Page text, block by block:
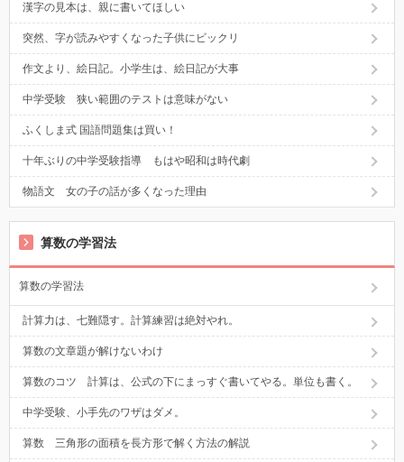
漢字の見本は、親に書いてほしい
突然、字が読みやすくなった子供にビックリ
作文より、絵日記。小学生は、絵日記が大事
中学受験 狭い範囲のテストは意味がない
ふくしま式 国語問題集は買い！
十年ぶりの中学受験指導 もはや昭和は時代劇
物語文 女の子の話が多くなった理由
算数の学習法
算数の学習法
計算力は、七難隠す。計算練習は絶対やれ。
算数の文章題が解けないわけ
算数のコツ 計算は、公式の下にまっすぐ書いてやる。単位も書く。
中学受験、小手先のワザはダメ。
算数 三角形の面積を長方形で解く方法の解説